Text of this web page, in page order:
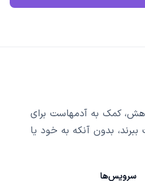
کمک به آدمهاست برای
بدون آنکه به خود یا
سرویس‌ها